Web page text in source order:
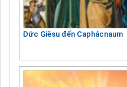
Đức Giêsu đến Caphácnaum